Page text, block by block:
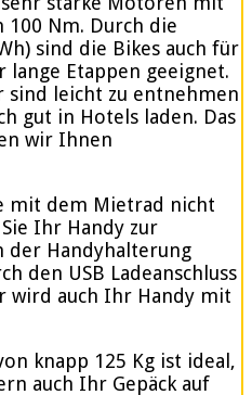
Nm. Durch die
sind die Bikes auch für
lange Etappen geeignet.
sind leicht zu entnehmen
gut in Hotels laden. Das
wir Ihnen
mit dem Mietrad nicht
Ihr Handy zur
der Handyhalterung
den USB Ladeanschluss
wird auch Ihr Handy mit
knapp 125 Kg ist ideal,
auch Ihr Gepäck auf